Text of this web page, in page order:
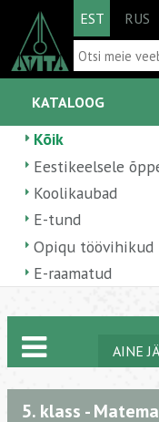
EST RUS
KATALOOG
Kõik
Eestikeelsele
Koolikaubad
E-tund
Opiqu töövihikud
E-raamatud
AINE
5. klass -